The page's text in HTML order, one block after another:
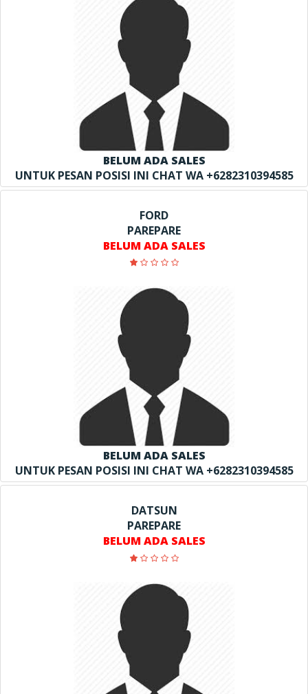
BELUM ADA SALES
UNTUK PESAN POSISI INI CHAT WA +6282310394585
FORD
PAREPARE
BELUM ADA SALES
BELUM ADA SALES
UNTUK PESAN POSISI INI CHAT WA +6282310394585
DATSUN
PAREPARE
BELUM ADA SALES